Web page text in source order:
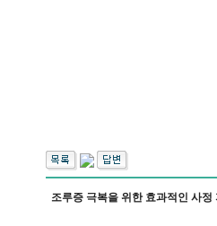
조루증 극복을 위한 효과적인 사정